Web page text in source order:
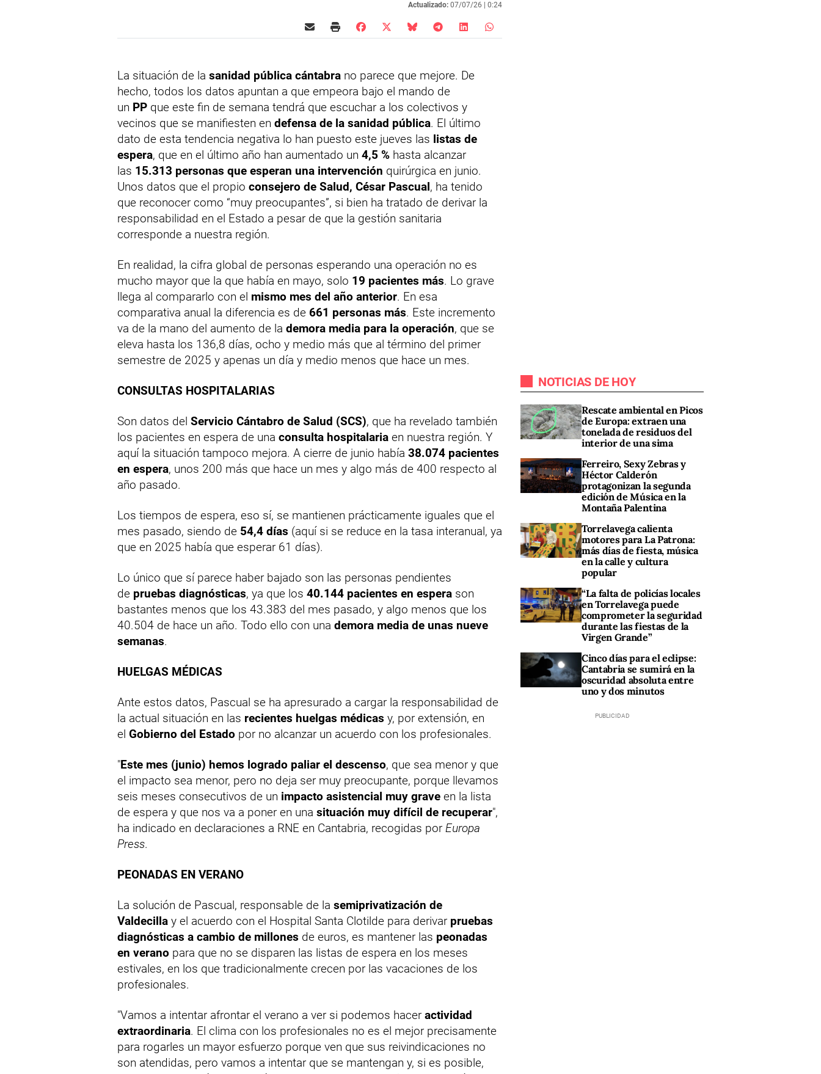
Actualizado: 07/07/26 | 0:24
La situación de la sanidad pública cántabra no parece que mejore. De
hecho, todos los datos apuntan a que empeora bajo el mando de
un PP que este fin de semana tendrá que escuchar a los colectivos y
vecinos que se manifiesten en defensa de la sanidad pública. El último
dato de esta tendencia negativa lo han puesto este jueves las listas de
espera, que en el último año han aumentado un 4,5 % hasta alcanzar
las 15.313 personas que esperan una intervención quirúrgica en junio.
Unos datos que el propio consejero de Salud, César Pascual, ha tenido
que reconocer como “muy preocupantes”, si bien ha tratado de derivar la
responsabilidad en el Estado a pesar de que la gestión sanitaria
corresponde a nuestra región.
En realidad, la cifra global de personas esperando una operación no es
mucho mayor que la que había en mayo, solo 19 pacientes más. Lo grave
llega al compararlo con el mismo mes del año anterior. En esa
comparativa anual la diferencia es de 661 personas más. Este incremento
va de la mano del aumento de la demora media para la operación, que se
eleva hasta los 136,8 días, ocho y medio más que al término del primer
semestre de 2025 y apenas un día y medio menos que hace un mes.
CONSULTAS HOSPITALARIAS
Son datos del Servicio Cántabro de Salud (SCS), que ha revelado también
los pacientes en espera de una consulta hospitalaria en nuestra región. Y
aquí la situación tampoco mejora. A cierre de junio había 38.074 pacientes
en espera, unos 200 más que hace un mes y algo más de 400 respecto al
año pasado.
Los tiempos de espera, eso sí, se mantienen prácticamente iguales que el
mes pasado, siendo de 54,4 días (aquí si se reduce en la tasa interanual, ya
que en 2025 había que esperar 61 días).
Lo único que sí parece haber bajado son las personas pendientes
de pruebas diagnósticas, ya que los 40.144 pacientes en espera son
bastantes menos que los 43.383 del mes pasado, y algo menos que los
40.504 de hace un año. Todo ello con una demora media de unas nueve
semanas.
HUELGAS MÉDICAS
Ante estos datos, Pascual se ha apresurado a cargar la responsabilidad de
la actual situación en las recientes huelgas médicas y, por extensión, en
el Gobierno del Estado por no alcanzar un acuerdo con los profesionales.
"Este mes (junio) hemos logrado paliar el descenso, que sea menor y que
el impacto sea menor, pero no deja ser muy preocupante, porque llevamos
seis meses consecutivos de un impacto asistencial muy grave en la lista
de espera y que nos va a poner en una situación muy difícil de recuperar",
ha indicado en declaraciones a RNE en Cantabria, recogidas por Europa
Press.
PEONADAS EN VERANO
La solución de Pascual, responsable de la semiprivatización de
Valdecilla y el acuerdo con el Hospital Santa Clotilde para derivar pruebas
diagnósticas a cambio de millones de euros, es mantener las peonadas
en verano para que no se disparen las listas de espera en los meses
estivales, en los que tradicionalmente crecen por las vacaciones de los
profesionales.
"Vamos a intentar afrontar el verano a ver si podemos hacer actividad
extraordinaria. El clima con los profesionales no es el mejor precisamente
para rogarles un mayor esfuerzo porque ven que sus reivindicaciones no
son atendidas, pero vamos a intentar que se mantengan y, si es posible,
NOTICIAS DE HOY
Rescate ambiental en Picos
de Europa: extraen una
tonelada de residuos del
interior de una sima
Ferreiro, Sexy Zebras y
Héctor Calderón
protagonizan la segunda
edición de Música en la
Montaña Palentina
Torrelavega calienta
motores para La Patrona:
más días de fiesta, música
en la calle y cultura
popular
“La falta de policías locales
en Torrelavega puede
comprometer la seguridad
durante las fiestas de la
Virgen Grande”
Cinco días para el eclipse:
Cantabria se sumirá en la
oscuridad absoluta entre
uno y dos minutos